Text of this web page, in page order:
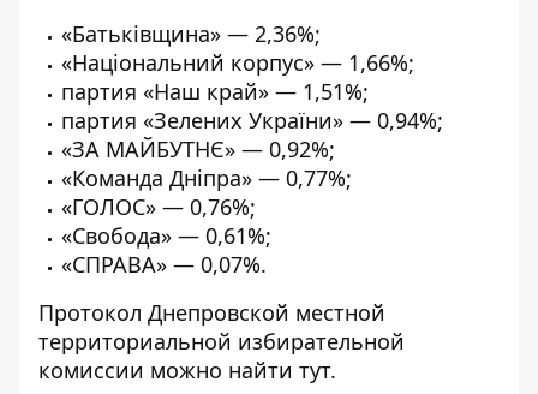
«Батьківщина» — 2,36%;
«Національний корпус» — 1,66%;
партия «Наш край» — 1,51%;
партия «Зелених України» — 0,94%;
«ЗА МАЙБУТНЄ» — 0,92%;
«Команда Дніпра» — 0,77%;
«ГОЛОС» — 0,76%;
«Свобода» — 0,61%;
«СПРАВА» — 0,07%.
Протокол Днепровской местной
территориальной избирательной
комиссии можно найти тут.